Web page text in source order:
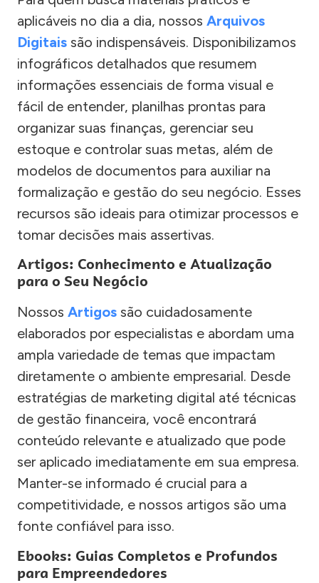
aplicáveis no dia a dia, nossos Arquivos
Digitais são indispensáveis. Disponibilizamos
infográficos detalhados que resumem
informações essenciais de forma visual e
fácil de entender, planilhas prontas para
organizar suas finanças, gerenciar seu
estoque e controlar suas metas, além de
modelos de documentos para auxiliar na
formalização e gestão do seu negócio. Esses
recursos são ideais para otimizar processos e
tomar decisões mais assertivas.
Artigos: Conhecimento e Atualização
para o Seu Negócio
Nossos Artigos são cuidadosamente
elaborados por especialistas e abordam uma
ampla variedade de temas que impactam
diretamente o ambiente empresarial. Desde
estratégias de marketing digital até técnicas
de gestão financeira, você encontrará
conteúdo relevante e atualizado que pode
ser aplicado imediatamente em sua empresa.
Manter-se informado é crucial para a
competitividade, e nossos artigos são uma
fonte confiável para isso.
Ebooks: Guias Completos e Profundos
para Empreendedores